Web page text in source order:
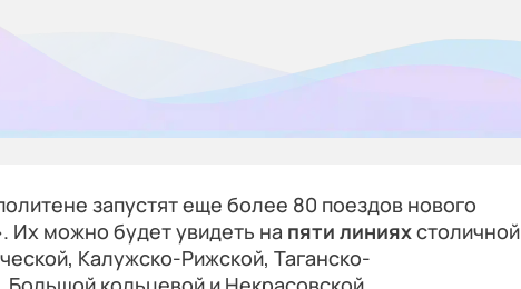
запустят еще более 80 поездов нового
Их можно будет увидеть на пяти линияхстоличной
Калужско-Рижской, Таганско-